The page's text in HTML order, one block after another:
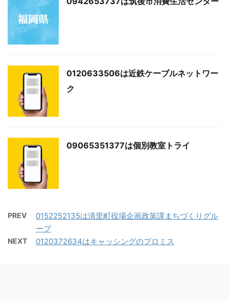
0120633506は近鉄ケーブルネットワー
ク
09065351377は個別教室トライ
PREV
0152252135は清里町役場企画政策課まちづくりグル
ープ
NEXT 0120372634はキャッシングのプロミス